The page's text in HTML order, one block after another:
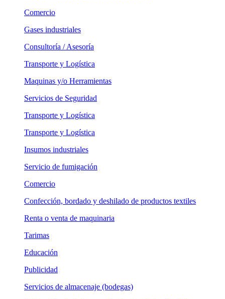
Comercio
Gases industriales
Consultoría / Asesoría
Transporte y Logística
Maquinas y/o Herramientas
Servicios de Seguridad
Transporte y Logística
Transporte y Logística
Insumos industriales
Servicio de fumigación
Comercio
Confección, bordado y deshilado de productos textiles
Renta o venta de maquinaria
Tarimas
Educación
Publicidad
Servicios de almacenaje (bodegas)